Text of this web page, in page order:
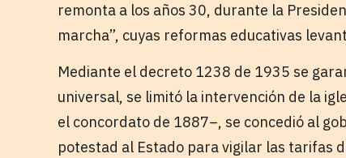
remonta a los años 30, durante la
marcha”, cuyas reformas educativas
Mediante el decreto 1238 de 1935 se
universal, se limitó la intervención de la
el concordato de 1887–, se concedió al
potestad al Estado para vigilar las tarifas